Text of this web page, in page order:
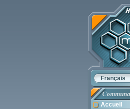
Français
Accueil